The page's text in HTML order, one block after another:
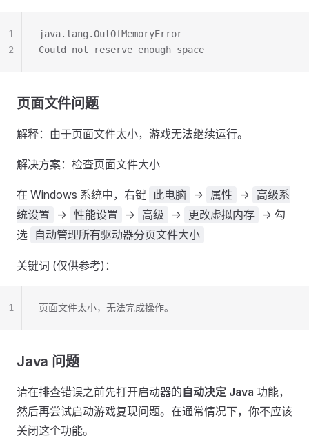
java.lang.OutOfMemoryError
Could not reserve enough space
1
2
页面文件问题
解释：由于页面文件太小，游戏无法继续运行。
解决方案：检查页面文件大小
在 Windows 系统中，右键 此电脑 -> 属性 ->
高级系
统设置
-> 性能设置 -> 高级 -> 更改虚拟内存
-> 勾
选
自动管理所有驱动器分页文件大小
关键词 (仅供参考)：
页面文件太小，无法完成操作。
1
Java 问题
请在排查错误之前先打开启动器的自动决定 Java 功能，
然后再尝试启动游戏复现问题。在通常情况下，你不应该
关闭这个功能。